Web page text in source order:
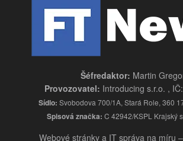
Šéfredaktor: Martin
Provozovatel: Introducing s.r.o. ,
Sídlo: Svobodova 700/1A, Stará Role, 360
Spisová značka: C 42942/KSPL Krajský
Webové stránky a IT správa na míru –